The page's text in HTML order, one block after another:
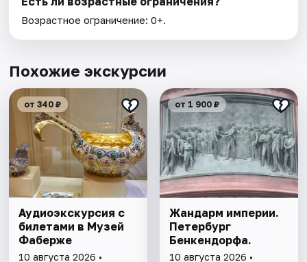
Возрастное ограничение: 0+.
Похожие экскурсии
от 340 ₽
Аудиоэкскурсия с
билетами в Музей
Фаберже
10 августа 2026 •
от 1 900 ₽
Жандарм империи.
Петербург
Бенкендорфа.
10 августа 2026 •